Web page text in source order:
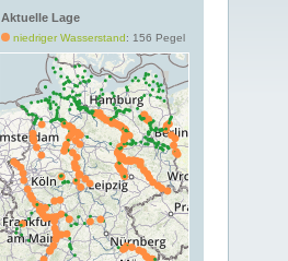
Aktuelle Lage
niedriger Wasserstand: 156 Pegel